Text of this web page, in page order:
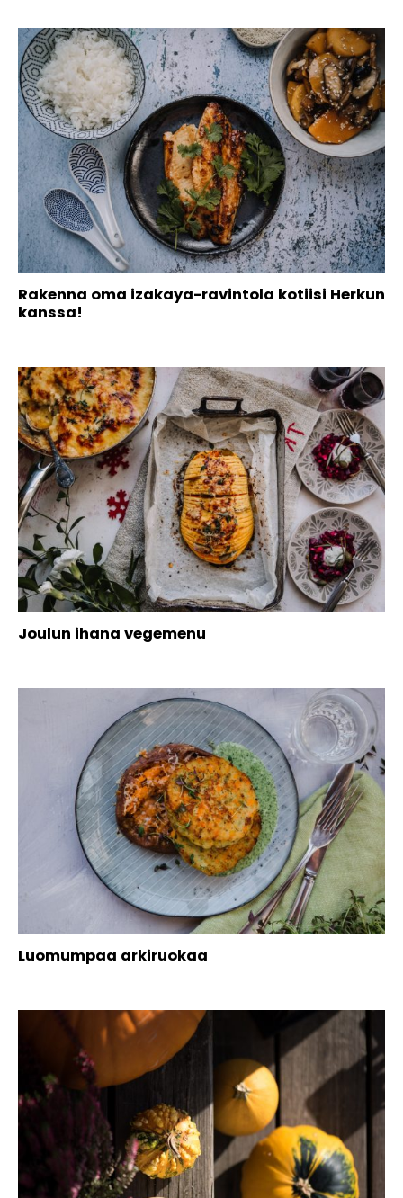
Rakenna oma izakaya-ravintola kotiisi Herkun
kanssa!
Joulun ihana vegemenu
Luomumpaa arkiruokaa